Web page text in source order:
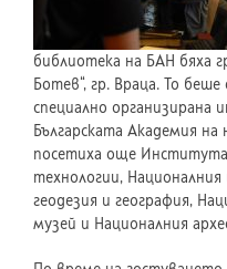
библиотека на БАН бяха
Ботев“, гр. Враца. То
специално организирана
Българската Академия
посетиха още Института
технологии,
геодезия и география,
музей и Националния